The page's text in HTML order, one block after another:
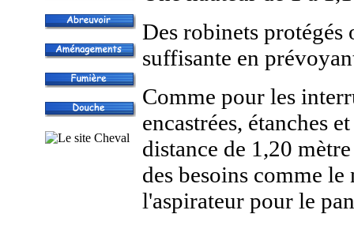
Des robinets protégés
suffisante en
Comme pour les
encastrées, étanches
distance de 1,20
des besoins comme
l'aspirateur pour le